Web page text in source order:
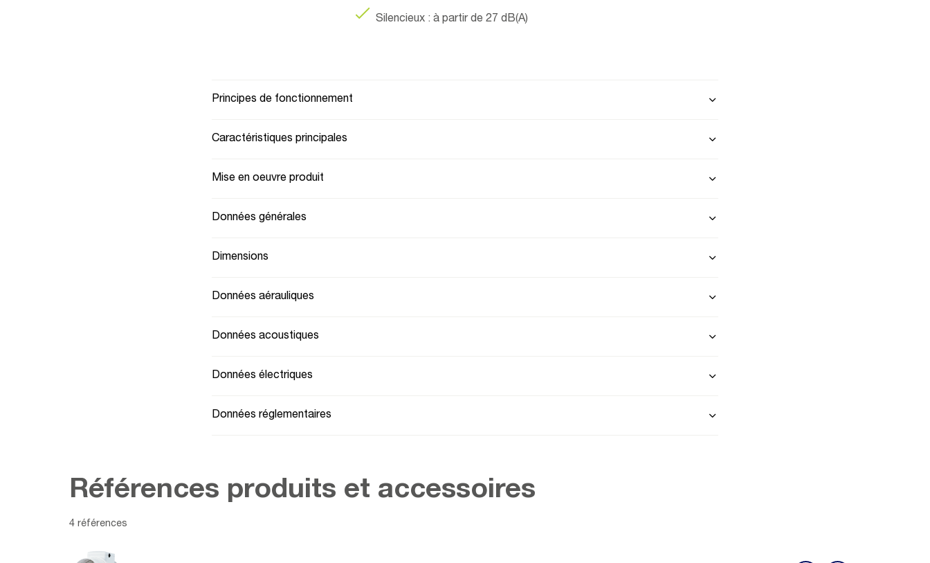
Silencieux : à partir de 27 dB(A)
Principes de fonctionnement
Caractéristiques principales
Mise en oeuvre produit
Données générales
Dimensions
Données aérauliques
Données acoustiques
Données électriques
Données réglementaires
Références produits et accessoires
4 références